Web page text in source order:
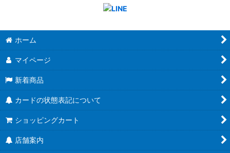
ホーム
マイページ
新着商品
カードの状態表記について
ショッピングカート
店舗案内